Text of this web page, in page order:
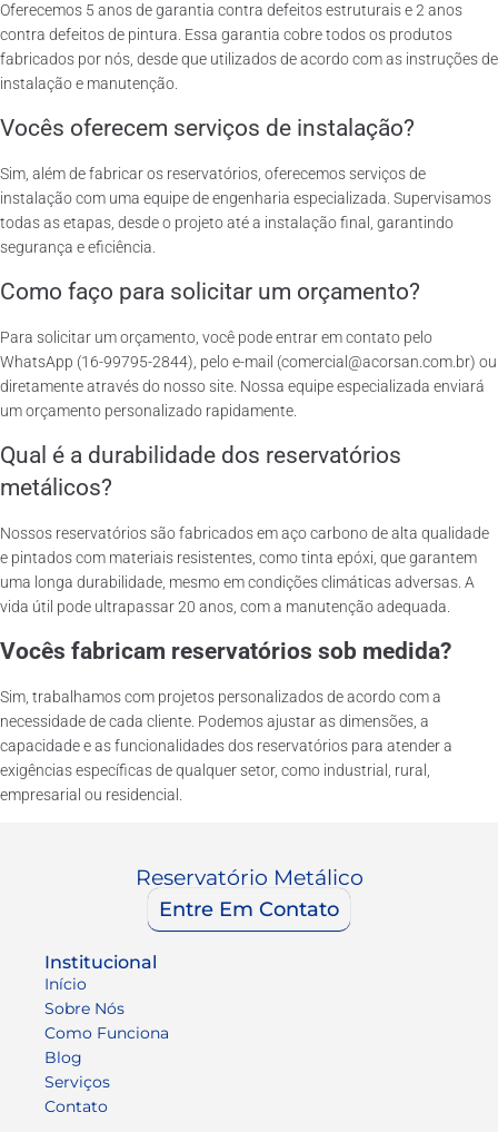
Oferecemos 5 anos de garantia contra defeitos estruturais e 2 anos
contra defeitos de pintura. Essa garantia cobre todos os produtos
fabricados por nós, desde que utilizados de acordo com as instruções de
instalação e manutenção.
Vocês oferecem serviços de instalação?
Sim, além de fabricar os reservatórios, oferecemos serviços de
instalação com uma equipe de engenharia especializada. Supervisamos
todas as etapas, desde o projeto até a instalação final, garantindo
segurança e eficiência.
Como faço para solicitar um orçamento?
Para solicitar um orçamento, você pode entrar em contato pelo
WhatsApp (16-99795-2844), pelo e-mail (comercial@acorsan.com.br) ou
diretamente através do nosso site. Nossa equipe especializada enviará
um orçamento personalizado rapidamente.
Qual é a durabilidade dos reservatórios
metálicos?
Nossos reservatórios são fabricados em aço carbono de alta qualidade
e pintados com materiais resistentes, como tinta epóxi, que garantem
uma longa durabilidade, mesmo em condições climáticas adversas. A
vida útil pode ultrapassar 20 anos, com a manutenção adequada.
Vocês fabricam reservatórios sob medida?
Sim, trabalhamos com projetos personalizados de acordo com a
necessidade de cada cliente. Podemos ajustar as dimensões, a
capacidade e as funcionalidades dos reservatórios para atender a
exigências específicas de qualquer setor, como industrial, rural,
empresarial ou residencial.
Reservatório Metálico
Entre Em Contato
Institucional
Início
Sobre Nós
Como Funciona
Blog
Serviços
Contato